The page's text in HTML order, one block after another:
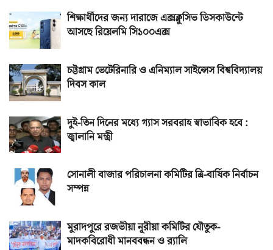
শিক্ষার্থীদের জন্য দারাজে এক্সক্লুসিভ ডিসকাউন্টে
আসছে রিয়েলমি সি১০০এক্স
চট্টগ্রাম ভেটেরিনারি ও এনিম্যাল সাইন্সেস বিশ্ববিদ্যালয়
দিবস কাল
দুই-তিন দিনের মধ্যে গ্যাস সরবরাহ স্বাভাবিক হবে :
জ্বালানি মন্ত্রী
সোনালী বাজার পরিচালনা কমিটির ত্রি-বার্ষিক নির্বাচন
সম্পন্ন
মুরাদপুরে রজভীয়া নূরীয়া কমিটির যৌতুক-
মাদকবিরোধী মানববন্ধন ও র‌্যালি